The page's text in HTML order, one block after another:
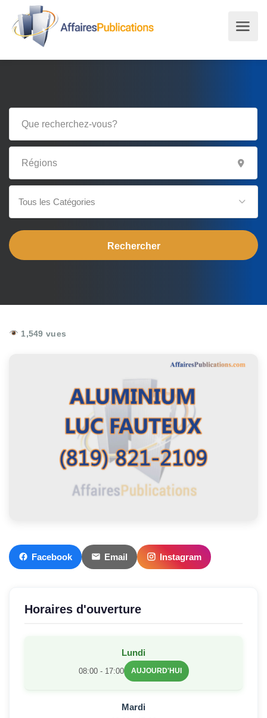
Tous les Catégories
1,549 vues
Facebook Email Instagram
Horaires d'ouverture
Lundi
08:00 - 17:00 AUJOURD'HUI
Mardi